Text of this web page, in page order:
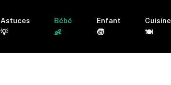
Astuces
💡
Bébé
👶
Enfant
🧒
Cuisine
🍽